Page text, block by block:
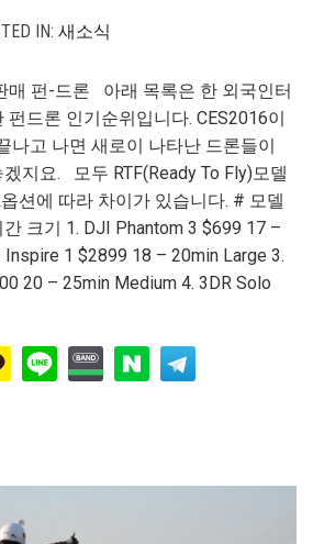
IN: 새소식
펀-드론 아래 목록은 한 외국인터
드론 인기순위입니다. CES2016이
나고 나면 새로이 나타난 드론들이
지요. 모두 RTF(Ready To Fly)모델
션에 따라 차이가 있습니다. # 모델
크기 1. DJI Phantom 3 $699 17 –
1 $2899 18 – 20min Large 3.
20 – 25min Medium 4. 3DR Solo